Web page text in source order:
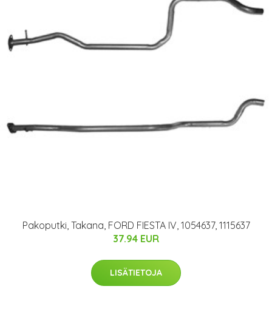
Pakoputki, Takana, FORD FIESTA IV, 1054637, 1115637
37.94 EUR
LISÄTIETOJA